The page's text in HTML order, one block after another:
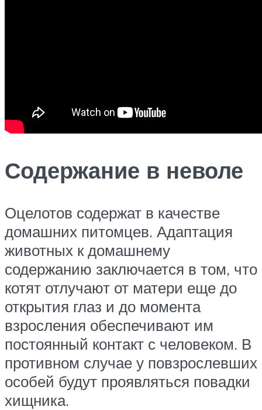
Содержание в неволе
Оцелотов содержат в качестве
домашних питомцев. Адаптация
животных к домашнему
содержанию заключается в том, что
котят отлучают от матери еще до
открытия глаз и до момента
взросления обеспечивают им
постоянный контакт с человеком. В
противном случае у повзрослевших
особей будут проявляться повадки
хищника.